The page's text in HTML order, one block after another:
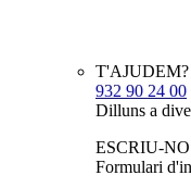
T'AJUDEM?
932 90 24 00
Dilluns a
ESCRIU-
Formulari